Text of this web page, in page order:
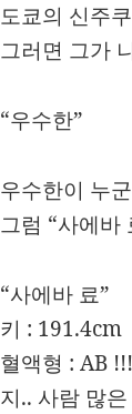
도쿄의 신주
그러면 그가
“우수한”
우수한이 누
그럼 “사에바
“사에바 료”
키 : 191.4cm
혈액형 : AB
지.. 사람 많